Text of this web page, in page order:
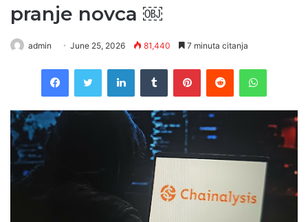
pranje novca ￼
admin June 25, 2026 81,440 7 minuta citanja
FacebookTwitter LinkedInTumblr PinterestReddit